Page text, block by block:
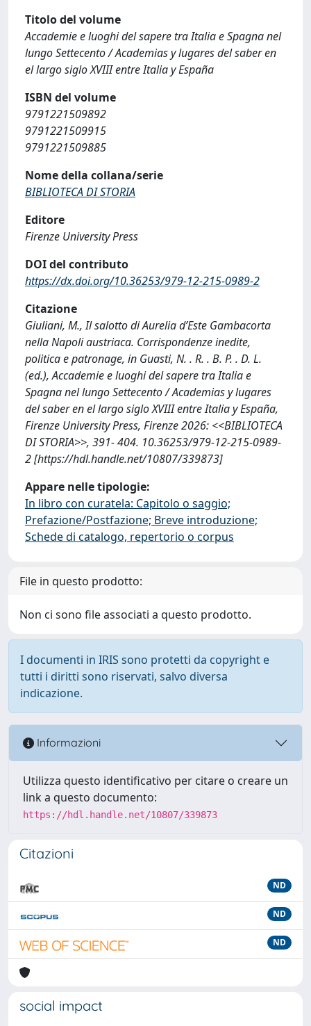
Titolo del volume
Accademie e luoghi del sapere tra Italia e Spagna nel
lungo Settecento / Academias y lugares del saber en
el largo siglo XVIII entre Italia y España
ISBN del volume
9791221509892
9791221509915
9791221509885
Nome della collana/serie
BIBLIOTECA DI STORIA
Editore
Firenze University Press
DOI del contributo
https://dx.doi.org/10.36253/979-12-215-0989-2
Citazione
Giuliani, M., Il salotto di Aurelia d’Este Gambacorta
nella Napoli austriaca. Corrispondenze inedite,
politica e patronage, in Guasti, N. . R. . B. P. . D. L.
(ed.), Accademie e luoghi del sapere tra Italia e
Spagna nel lungo Settecento / Academias y lugares
del saber en el largo siglo XVIII entre Italia y España,
Firenze University Press, Firenze 2026: <<BIBLIOTECA
DI STORIA>>, 391- 404. 10.36253/979-12-215-0989-
2 [https://hdl.handle.net/10807/339873]
Appare nelle tipologie:
In libro con curatela: Capitolo o saggio;
Prefazione/Postfazione; Breve introduzione;
Schede di catalogo, repertorio o corpus
File in questo prodotto:
Non ci sono file associati a questo prodotto.
I documenti in IRIS sono protetti da copyright e
tutti i diritti sono riservati, salvo diversa
indicazione.
Informazioni
Utilizza questo identificativo per citare o creare un
link a questo documento:
https://hdl.handle.net/10807/339873
Citazioni
ND
ND
ND
social impact